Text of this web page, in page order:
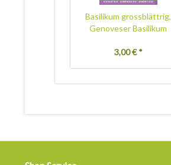
Basilikum grossblättrig,
Genoveser Basilikum
3,00 € *